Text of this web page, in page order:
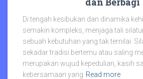
Di tengah kesibukan dan dinamika
semakin kompleks, menjaga tali
sebuah kebutuhan yang tak ternilai.
sekadar tradisi bertemu atau saling
merupakan wujud kepedulian, kasih
kebersamaan yang Read more